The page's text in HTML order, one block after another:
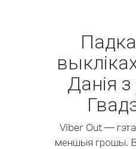
Данія з
Viber Out — гэта
меншыя грошы.